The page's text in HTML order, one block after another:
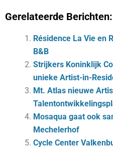
Gerelateerde Berichten:
Résidence La Vie en
B&B
Strijkers Koninklijk
unieke Artist-in-
Mt. Atlas nieuwe
Mosaqua gaat ook
Mechelerhof
Cycle Center